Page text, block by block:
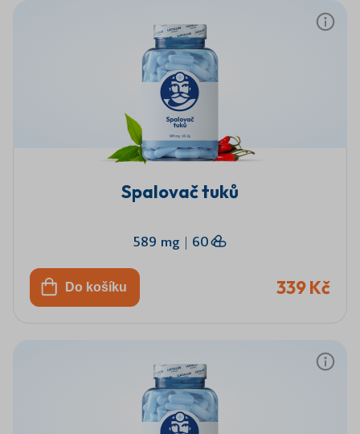
Celodenní
fyzická
energie
pracovní
výkonnostkoncentrace
Spalovač tuků
589 mg | 60
Do košíku 339 Kč